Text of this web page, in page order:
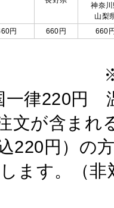
神奈
山梨
円 660円 660
律220円
文が含ま
220円）の
ます。（非